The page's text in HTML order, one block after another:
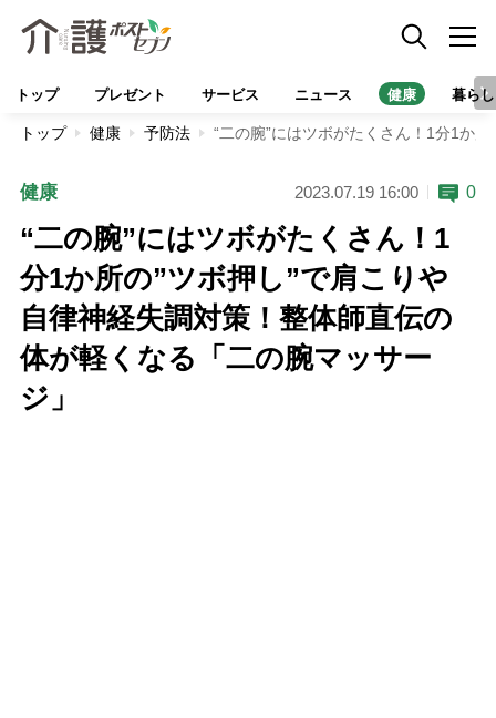
トップ プレゼント サービス ニュース 健康 暮らし
トップ 健康 予防法 “二の腕”にはツボがたくさん！1分1か
健康 2023.07.19 16:00 0
“二の腕”にはツボがたくさん！1
分1か所の”ツボ押し”で肩こりや
自律神経失調対策！整体師直伝の
体が軽くなる「二の腕マッサー
ジ」